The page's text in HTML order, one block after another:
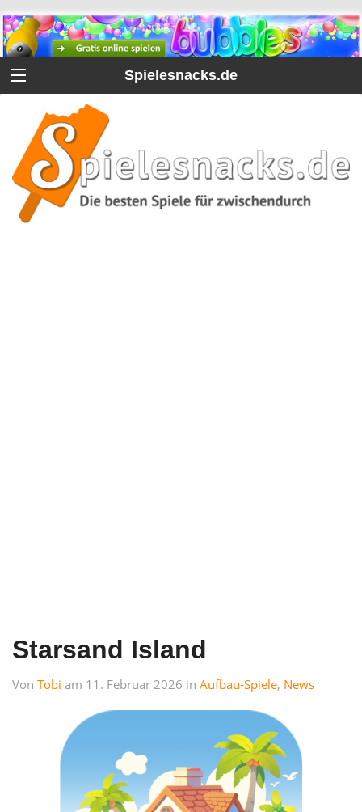
Spielesnacks.de
Starsand Island
Von Tobi am 11. Februar 2026 in Aufbau-Spiele, News